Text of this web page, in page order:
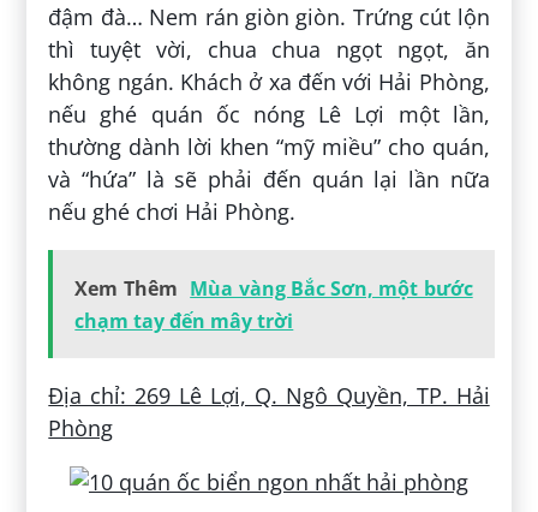
đậm đà… Nem rán giòn giòn. Trứng cút lộn
thì tuyệt vời, chua chua ngọt ngọt, ăn
không ngán. Khách ở xa đến với Hải Phòng,
nếu ghé quán ốc nóng Lê Lợi một lần,
thường dành lời khen “mỹ miều” cho quán,
và “hứa” là sẽ phải đến quán lại lần nữa
nếu ghé chơi Hải Phòng.
Xem Thêm Mùa vàng Bắc Sơn, một bước
chạm tay đến mây trời
Địa chỉ: 269 Lê Lợi, Q. Ngô Quyền, TP. Hải
Phòng